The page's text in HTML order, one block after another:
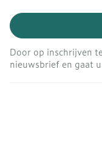
Door op inschrijven
nieuwsbrief en gaat